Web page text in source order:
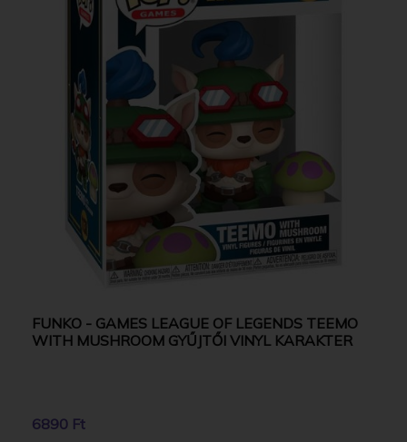
FUNKO - GAMES LEAGUE OF LEGENDS TEEMO
WITH MUSHROOM GYŰJTŐI VINYL KARAKTER
6890 Ft